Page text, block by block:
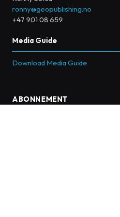
ronny@geopublishing.no
+47 901 08 659
Media Guide
Download Media Guide
ABONNEMENT